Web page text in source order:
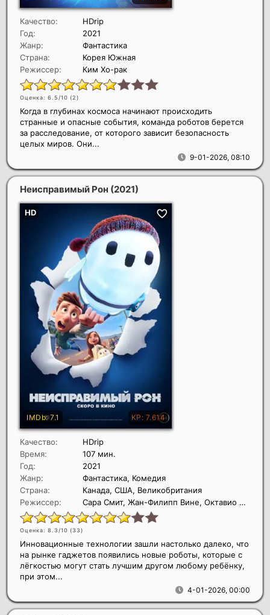
Качество:
HDrip
Год:
2021
Жанр:
Фантастика
Страна:
Корея Южная
Режиссер:
Ким Хо-рак
Оценка: 6.5/10 (2)
9-01-2026, 08:10
Когда в глубинах космоса начинают происходить
странные и опасные события, команда роботов берется
за расследование, от которого зависит безопасность
целых миров. Они...
Неисправимый Рон (2021)
Качество:
HDrip
Время:
107 мин.
Год:
2021
Жанр:
Фантастика, Комедия
Страна:
Канада, США, Великобритания
Режиссер:
Сара Смит, Жан-Филипп Вине, Октавио Е. Родригес
Оценка: 8.3/10 (33)
4-01-2026, 00:00
Инновационные технологии зашли настолько далеко, что
на рынке гаджетов появились новые роботы, которые с
лёгкостью могут стать лучшим другом любому ребёнку,
при этом...